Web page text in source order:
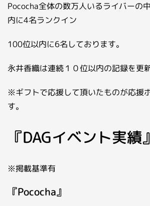
Pococha全体の数万人いるライバーの
内に4名ランクイン
100位以内に6名しております。
永井香織は連続１０位以内の記録を更
※ギフトで応援して頂いたものが応援
す。
『DAGイベント実績』
※掲載基準有
『Pococha』